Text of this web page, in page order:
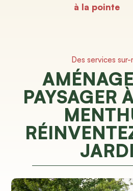
à la pointe
Des services sur-
PAYSAGER